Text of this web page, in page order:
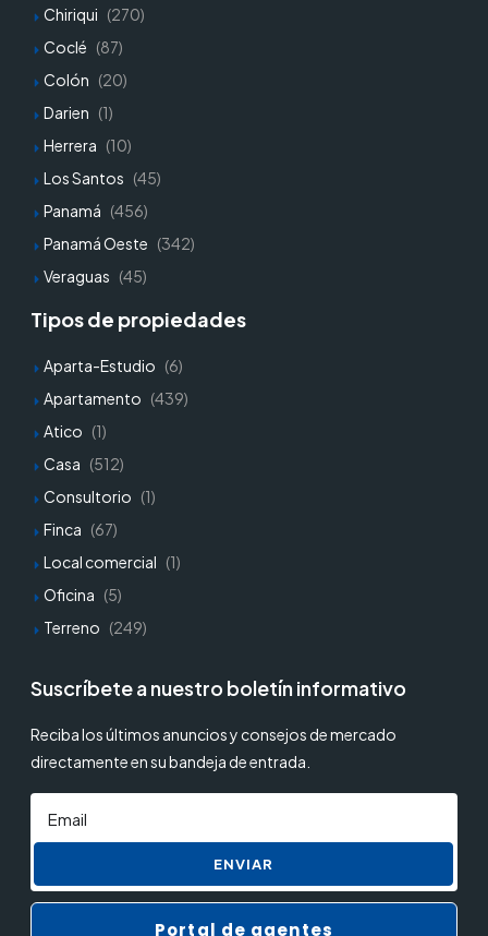
Chiriqui (270)
Coclé (87)
Colón (20)
Darien (1)
Herrera (10)
Los Santos (45)
Panamá (456)
Panamá Oeste (342)
Veraguas (45)
Tipos de propiedades
Aparta-Estudio (6)
Apartamento (439)
Atico (1)
Casa (512)
Consultorio (1)
Finca (67)
Local comercial (1)
Oficina (5)
Terreno (249)
Suscríbete a nuestro boletín informativo
Reciba los últimos anuncios y consejos de mercado
directamente en su bandeja de entrada.
ENVIAR
Portal de agentes